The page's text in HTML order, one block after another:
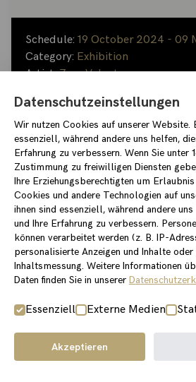
Datenschutzeinstellungen
Wir nutzen Cookies auf unserer Website.
essenziell, während andere uns helfen,
Erfahrung zu verbessern. Wenn Sie unter
Zustimmung zu freiwilligen Diensten
Ihre Erziehungsberechtigten um
Cookies und andere Technologien auf
ihnen sind essenziell, während andere
und Ihre Erfahrung zu verbessern.
können verarbeitet werden (z. B. IP-
personalisierte Anzeigen und Inhalte oder
Inhaltsmessung. Weitere Informationen
Daten finden Sie in unserer
Essenziell Externe Medien
Akzeptieren
Schedule: 19 October 2024 - 09
Category: Exhibition
Artist:Zora Volantes
Solo Show - Zora